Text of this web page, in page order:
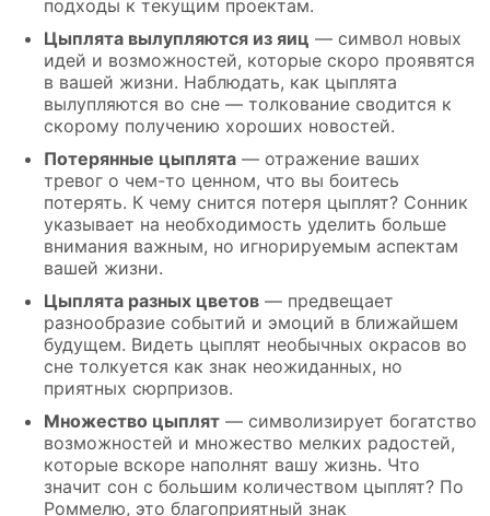
подходы к текущим проектам.
Цыплята вылупляются из яиц — символ новых
идей и возможностей, которые скоро проявятся
в вашей жизни. Наблюдать, как цыплята
вылупляются во сне — толкование сводится к
скорому получению хороших новостей.
Потерянные цыплята — отражение ваших
тревог о чем-то ценном, что вы боитесь
потерять. К чему снится потеря цыплят? Сонник
указывает на необходимость уделить больше
внимания важным, но игнорируемым аспектам
вашей жизни.
Цыплята разных цветов — предвещает
разнообразие событий и эмоций в ближайшем
будущем. Видеть цыплят необычных окрасов во
сне толкуется как знак неожиданных, но
приятных сюрпризов.
Множество цыплят — символизирует богатство
возможностей и множество мелких радостей,
которые вскоре наполнят вашу жизнь. Что
значит сон с большим количеством цыплят? По
Роммелю, это благоприятный знак